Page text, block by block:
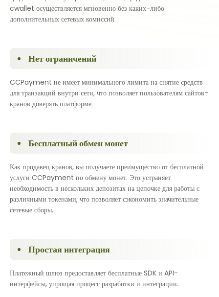
cwallet осуществляется мгновенно без каких-либо
дополнительных сетевых комиссий.
Нет ограничений
CCPayment не имеет минимального лимита на снятие средств
для транзакций внутри сети, что позволяет пользователям сайтов-
кранов доверять платформе.
Бесплатный обмен монет
Как продавец кранов, вы получаете преимущество от бесплатной
услуги CCPayment по обмену монет. Это устраняет
необходимость в нескольких депозитах на цепочке для работы с
различными токенами, что позволяет сэкономить значительные
сетевые сборы.
Простая интеграция
Платежный шлюз предоставляет бесплатные SDK и API-
интерфейсы, упрощая процесс разработки и интеграции.